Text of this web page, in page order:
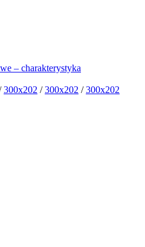
– charakterystyka
300x202 /300x202 /300x202